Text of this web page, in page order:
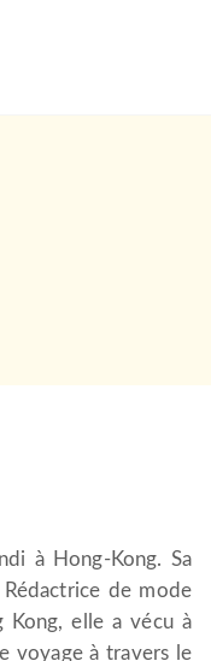
à Hong-Kong. Sa
de mode
Kong, elle a vécu à
voyage à travers le